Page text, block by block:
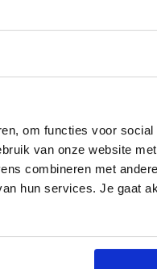
om functies voor
van onze website
combineren met
hun services. Je gaat
GROENERE LAST MILE
BINNEN E-COMMERCE